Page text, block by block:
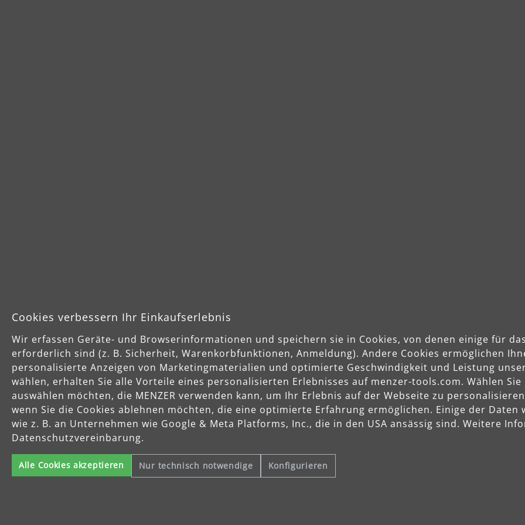
Anwendungsbereiche
Holz
Stein, Beton, Putz
Cookies verbessern Ihr Einkaufserlebnis
Wir erfassen Geräte- und Browserinformationen und speichern sie in Cookies, von denen einige für
erforderlich sind (z. B. Sicherheit, Warenkorbfunktionen, Anmeldung). Andere Cookies ermöglichen
personalisierte Anzeigen von Marketingmaterialien und optimierte Geschwindigkeit und Leistung
wählen, erhalten Sie alle Vorteile eines personalisierten Erlebnisses auf menzer-tools.com. Wählen Sie
auswählen möchten, die MENZER verwenden kann, um Ihr Erlebnis auf der Webseite zu
wenn Sie die Cookies ablehnen möchten, die eine optimierte Erfahrung ermöglichen. Einige der
wie z. B. an Unternehmen wie Google & Meta Platforms, Inc., die in den USA ansässig sind. Weitere
Datenschutzvereinbarung.
Alle Cookies akzeptieren Nur technisch notwendige Konfigurieren